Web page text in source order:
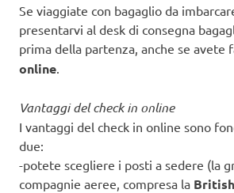
Se viaggiate con bagaglio da
presentarvi al desk di consegna
prima della partenza, anche se avete
online
Vantaggi del check in online
I vantaggi del check in online sono
due:
-potete scegliere i posti a sedere (la
compagnie aeree, compresa la